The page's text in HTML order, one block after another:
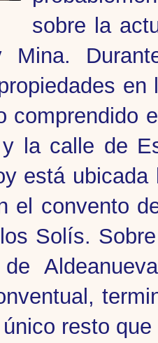
sobre la
Mina.
en
comprendido
la calle de
está
el convento
Solís.
de
resto